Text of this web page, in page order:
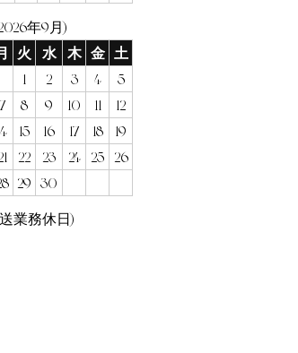
年9月)
火 水 木 金 土
1
2 3 4
5
7 8 9 10 11
12
15 16 17 18
19
22 23 24 25
26
29 30
業務休日)